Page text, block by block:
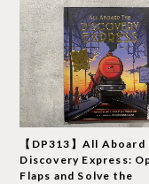
【DP313】All Aboard
Discovery Express:
Flaps and Solve the